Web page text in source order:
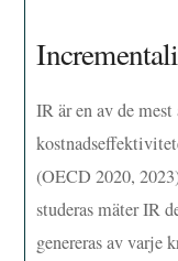
IR är en av de
(OECD 2020,
studeras mäter IR
genereras av varje